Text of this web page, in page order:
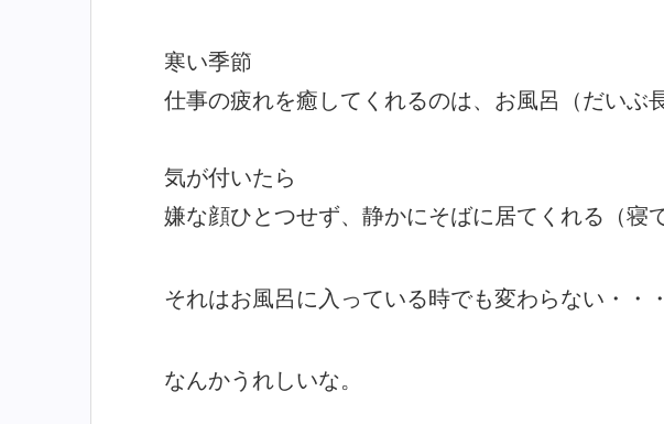
寒い季節
仕事の疲れを癒してくれるのは、お風呂（だいぶ
気が付いたら
嫌な顔ひとつせず、静かにそばに居てくれる（寝
それはお風呂に入っている時でも変わらない・・・
なんかうれしいな。